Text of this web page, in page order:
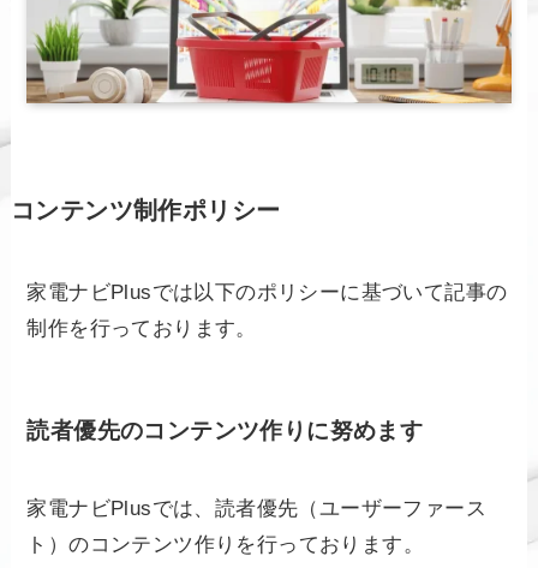
コンテンツ制作ポリシー
家電ナビPlusでは以下のポリシーに基づいて記事の
制作を行っております。
読者優先のコンテンツ作りに努めます
家電ナビPlusでは、読者優先（ユーザーファース
ト）のコンテンツ作りを行っております。